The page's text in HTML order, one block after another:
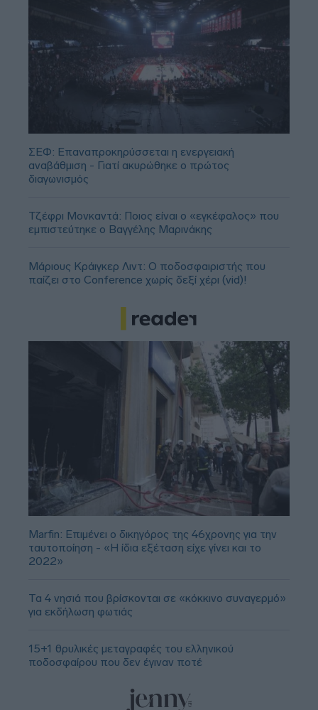
ΣΕΦ: Επαναπροκηρύσσεται η ενεργειακή
αναβάθμιση - Γιατί ακυρώθηκε ο πρώτος
διαγωνισμός
Τζέφρι Μονκαντά: Ποιος είναι ο «εγκέφαλος» που
εμπιστεύτηκε ο Βαγγέλης Μαρινάκης
Μάριους Κράιγκερ Λιντ: Ο ποδοσφαιριστής που
παίζει στο Conference χωρίς δεξί χέρι (vid)!
Marfin: Επιμένει ο δικηγόρος της 46χρονης για την
ταυτοποίηση - «Η ίδια εξέταση είχε γίνει και το
2022»
Τα 4 νησιά που βρίσκονται σε «κόκκινο συναγερμό»
για εκδήλωση φωτιάς
15+1 θρυλικές μεταγραφές του ελληνικού
ποδοσφαίρου που δεν έγιναν ποτέ